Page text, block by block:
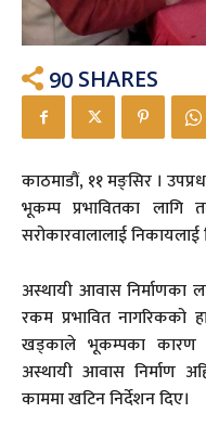
90 SHARES
काठमाडौं, ११ मङ्सिर ।
भूकम्प प्रभावितका लागि
सरोकारवालालाई
अस्थायी आवास निर्माणका
रकम प्रभावित नागरिकको
खड्काले भूकम्पका कारण
अस्थायी आवास निर्माण
काममा खटिन निर्देशन दिए।